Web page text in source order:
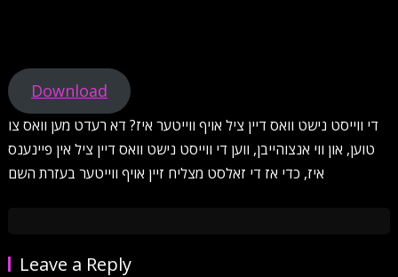
Download
די ווייסט נישט וואס דיין ציל אויף ווייטער איז? דא רעדט מען וואס צו
טוען, און ווי אנצוהייבן, ווען די ווייסט נישט וואס דיין ציל אין פיינענס
איז, כדי אז די זאלסט מצליח זיין אויף ווייטער בעזרת השם
Leave a Reply